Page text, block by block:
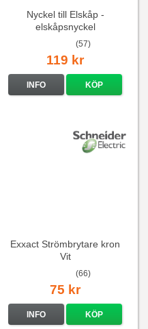
Nyckel till Elskåp -
elskåpsnyckel
(57)
119 kr
INFO KÖP
Exxact Strömbrytare kron
Vit
(66)
75 kr
INFO KÖP